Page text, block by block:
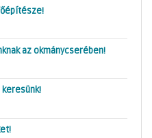
az okmánycserében!